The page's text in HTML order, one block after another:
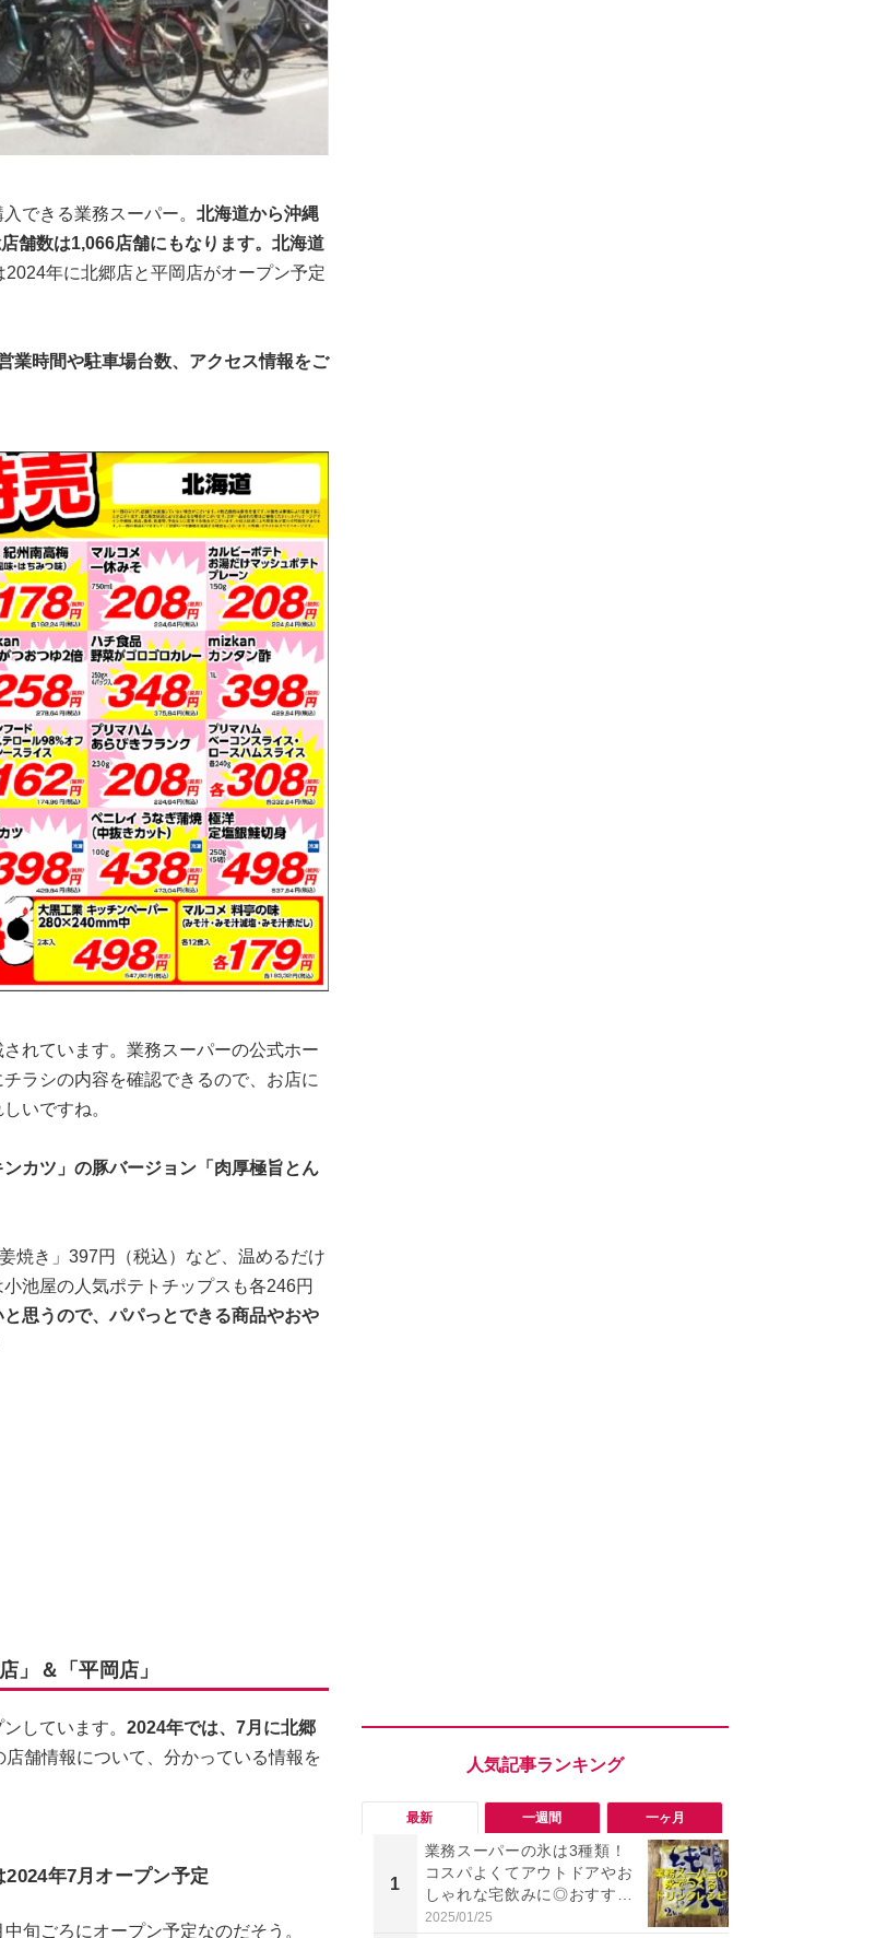
できる業務スーパー。 北海道から沖縄
舗数は1,066店舗にもなります。北海道
2024年に北郷店と平岡店がオープン予定
業時間や駐車場台数、アクセス情報をご
れています。業務スーパーの公式ホー
ラシの内容を確認できるので、お店に
いですね。
カツ」の豚バージョン「肉厚極旨とん
焼き」397円（税込）など、温めるだけ
池屋の人気ポテトチップスも各246円
思うので、パパっとできる商品やおや
」＆「平岡店」
しています。 2024年では、7月に北郷
店舗情報について、分かっている情報を
2024年7月オープン予定
旬ごろにオープン予定なのだそう。
最新 一週間 一ヶ月
1
業務スーパーの氷は3種類！
コスパよくてアウトドアやお
しゃれな宅飲みに◎おすすめ
は2kg「純氷 オーロラアイ
2025/01/25